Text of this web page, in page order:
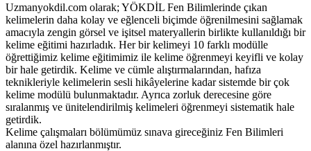
Uzmanyokdil.com olarak; YÖKDİL Fen Bilimlerinde çıkan
kelimelerin daha kolay ve eğlenceli biçimde öğrenilmesini sağlamak
amacıyla zengin görsel ve işitsel materyallerin birlikte kullanıldığı bir
kelime eğitimi hazırladık. Her bir kelimeyi 10 farklı modülle
öğrettiğimiz kelime eğitimimiz ile kelime öğrenmeyi keyifli ve kolay
bir hale getirdik. Kelime ve cümle alıştırmalarından, hafıza
teknikleriyle kelimelerin sesli hikâyelerine kadar sistemde bir çok
kelime modülü bulunmaktadır. Ayrıca zorluk derecesine göre
sıralanmış ve ünitelendirilmiş kelimeleri öğrenmeyi sistematik hale
getirdik.
Kelime çalışmaları bölümümüz sınava gireceğiniz Fen Bilimleri
alanına özel hazırlanmıştır.